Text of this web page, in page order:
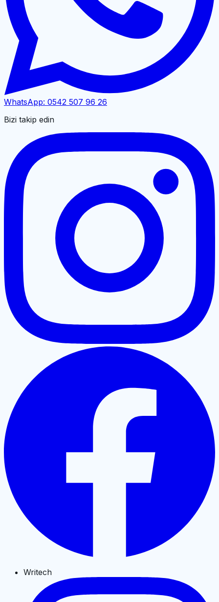
WhatsApp: 0542 507 96 26
Bizi takip edin
Writech